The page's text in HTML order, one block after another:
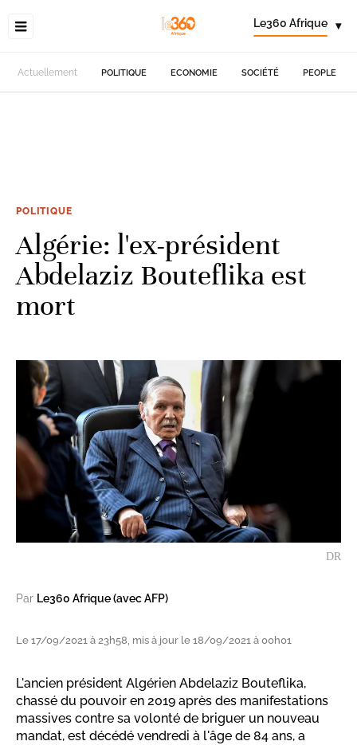
Le360 Afrique ▾
Actuellement POLITIQUE ECONOMIE SOCIÉTÉ PEOPLE
POLITIQUE
Algérie: l'ex-président
Abdelaziz Bouteflika est
mort
DR
Par Le360 Afrique (avec AFP)
Le 17/09/2021 à 23h58, mis à jour le 18/09/2021 à 00h01
L'ancien président Algérien Abdelaziz Bouteflika,
chassé du pouvoir en 2019 après des manifestations
massives contre sa volonté de briguer un nouveau
mandat, est décédé vendredi à l'âge de 84 ans, a